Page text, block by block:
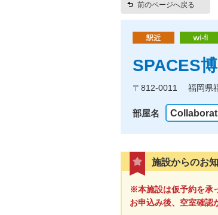
前のページへ戻る
SPACES
〒812-0011 福岡県
部屋名
施設からのお
※本施設は仮予約を承
お申込み後、空室確認